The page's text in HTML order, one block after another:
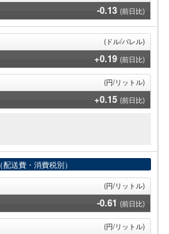
-0.13 (前日比)
(ドル/バレル)
+0.19 (前日比)
(円/リットル)
+0.15 (前日比)
（配送費・消費税別）
(円/リットル)
-0.61 (前日比)
(円/リットル)